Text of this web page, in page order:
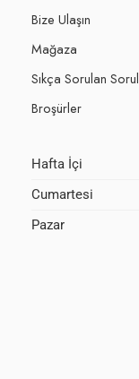
Bize Ulaşın
Mağaza
Sıkça Sorulan
Broşürler
Hafta İçi
Cumartesi
Pazar